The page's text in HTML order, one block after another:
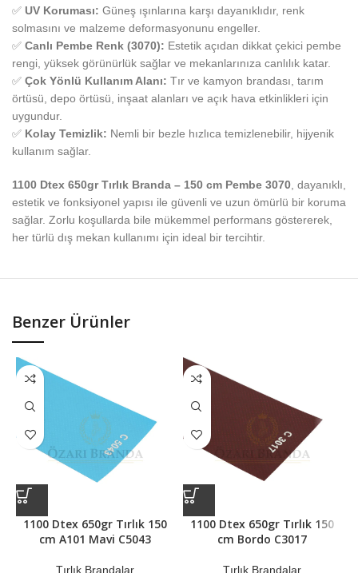
✅ UV Koruması: Güneş ışınlarına karşı dayanıklıdır, renk
solmasını ve malzeme deformasyonunu engeller.
✅ Canlı Pembe Renk (3070): Estetik açıdan dikkat çekici pembe
rengi, yüksek görünürlük sağlar ve mekanlarınıza canlılık katar.
✅ Çok Yönlü Kullanım Alanı: Tır ve kamyon brandası, tarım
örtüsü, depo örtüsü, inşaat alanları ve açık hava etkinlikleri için
uygundur.
✅ Kolay Temizlik: Nemli bir bezle hızlıca temizlenebilir, hijyenik
kullanım sağlar.
1100 Dtex 650gr Tırlık Branda – 150 cm Pembe 3070 , dayanıklı,
estetik ve fonksiyonel yapısı ile güvenli ve uzun ömürlü bir koruma
sağlar. Zorlu koşullarda bile mükemmel performans göstererek,
her türlü dış mekan kullanımı için ideal bir tercihtir.
Benzer Ürünler
1100 Dtex 650gr Tırlık 150
cm A101 Mavi C5043
Tırlık Brandalar
1100 Dtex 650gr Tırlık 150
cm Bordo C3017
Tırlık Brandalar